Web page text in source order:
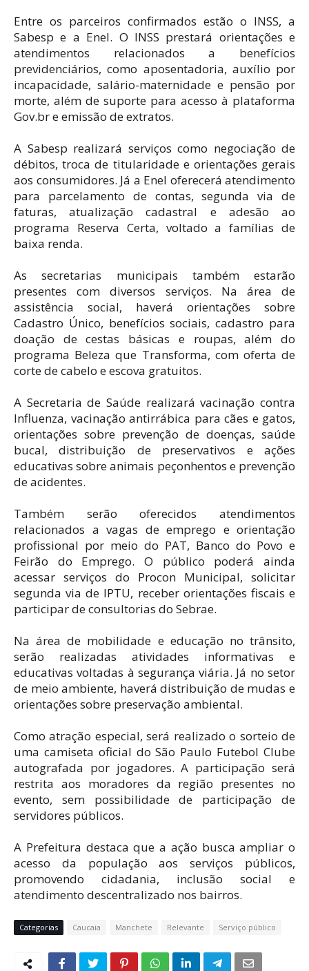
Entre os parceiros confirmados estão o INSS, a
Sabesp e a Enel. O INSS prestará orientações e
atendimentos relacionados a benefícios
previdenciários, como aposentadoria, auxílio por
incapacidade, salário-maternidade e pensão por
morte, além de suporte para acesso à plataforma
Gov.br e emissão de extratos.
A Sabesp realizará serviços como negociação de
débitos, troca de titularidade e orientações gerais
aos consumidores. Já a Enel oferecerá atendimento
para parcelamento de contas, segunda via de
faturas, atualização cadastral e adesão ao
programa Reserva Certa, voltado a famílias de
baixa renda.
As secretarias municipais também estarão
presentes com diversos serviços. Na área de
assistência social, haverá orientações sobre
Cadastro Único, benefícios sociais, cadastro para
doação de cestas básicas e roupas, além do
programa Beleza que Transforma, com oferta de
corte de cabelo e escova gratuitos.
A Secretaria de Saúde realizará vacinação contra
Influenza, vacinação antirrábica para cães e gatos,
orientações sobre prevenção de doenças, saúde
bucal, distribuição de preservativos e ações
educativas sobre animais peçonhentos e prevenção
de acidentes.
Também serão oferecidos atendimentos
relacionados a vagas de emprego e orientação
profissional por meio do PAT, Banco do Povo e
Feirão do Emprego. O público poderá ainda
acessar serviços do Procon Municipal, solicitar
segunda via de IPTU, receber orientações fiscais e
participar de consultorias do Sebrae.
Na área de mobilidade e educação no trânsito,
serão realizadas atividades informativas e
educativas voltadas à segurança viária. Já no setor
de meio ambiente, haverá distribuição de mudas e
orientações sobre preservação ambiental.
Como atração especial, será realizado o sorteio de
uma camiseta oficial do São Paulo Futebol Clube
autografada por jogadores. A participação será
restrita aos moradores da região presentes no
evento, sem possibilidade de participação de
servidores públicos.
A Prefeitura destaca que a ação busca ampliar o
acesso da população aos serviços públicos,
promovendo cidadania, inclusão social e
atendimento descentralizado nos bairros.
Categorias Caucaia Manchete Relevante Serviço público